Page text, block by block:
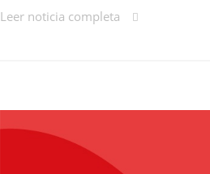
Leer noticia completa